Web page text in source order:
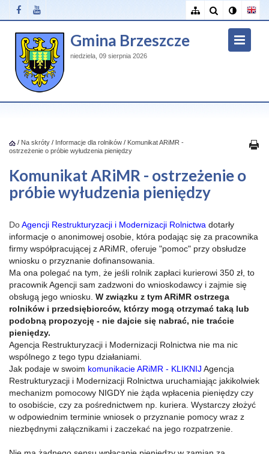
Gmina Brzeszcze
niedziela, 09 sierpnia 2026
/ Na skróty / Informacje dla rolników / Komunikat ARiMR -
ostrzeżenie o próbie wyłudzenia pieniędzy
Komunikat ARiMR - ostrzeżenie o
próbie wyłudzenia pieniędzy
DoAgencji Restrukturyzacji i Modernizacji Rolnictwa dotarły
informacje o anonimowej osobie, która podając się za pracownika
firmy współpracującej z ARiMR, oferuje "pomoc" przy obsłudze
wniosku o przyznanie dofinansowania.
Ma ona polegać na tym, że jeśli rolnik zapłaci kurierowi 350 zł, to
pracownik Agencji sam zadzwoni do wnioskodawcy i zajmie się
obsługą jego wniosku. W związku z tym ARiMR ostrzega
rolników i przedsiębiorców, którzy mogą otrzymać taką lub
podobną propozycję - nie dajcie się nabrać, nie traćcie
pieniędzy.
Agencja Restrukturyzacji i Modernizacji Rolnictwa nie ma nic
wspólnego z tego typu działaniami.
Jak podaje w swoim komunikacie ARiMR - KLIKNIJ Agencja
Restrukturyzacji i Modernizacji Rolnictwa uruchamiając jakikolwiek
mechanizm pomocowy NIGDY nie żąda wpłacenia pieniędzy czy
to osobiście, czy za pośrednictwem np. kuriera. Wystarczy złożyć
w odpowiednim terminie wniosek o przyznanie pomocy wraz z
niezbędnymi załącznikami i zaczekać na jego rozpatrzenie.